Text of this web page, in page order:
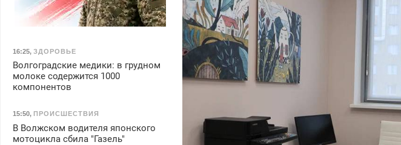
16:25, ЗДОРОВЬЕ
Волгоградские медики: в грудном
молоке содержится 1000
компонентов
15:50, ПРОИСШЕСТВИЯ
В Волжском водителя японского
мотоцикла сбила "Газель"